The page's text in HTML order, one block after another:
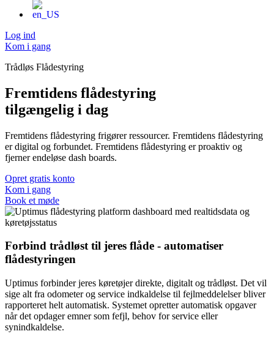
Log ind
Kom i gang
Trådløs Flådestyring
Fremtidens flådestyring
tilgængelig i dag
Fremtidens flådestyring frigører ressourcer. Fremtidens flådestyring
er digital og forbundet. Fremtidens flådestyring er proaktiv og
fjerner endeløse dash boards.
Opret gratis konto
Kom i gang
Book et møde
Forbind trådløst til jeres flåde - automatiser
flådestyringen
Uptimus forbinder jeres køretøjer direkte, digitalt og trådløst. Det vil
sige alt fra odometer og service indkaldelse til fejlmeddelelser bliver
rapporteret helt automatisk. Systemet opretter automatisk opgaver
når det opdager emner som fefjl, behov for service eller
synindkaldelse.